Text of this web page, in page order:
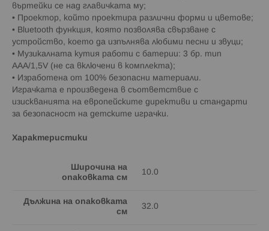
въртейки се над главичката му;
• Проектор, който проектира различни форми и цветове;
• Bluetooth функция, която позволява свързване с
устройство, което да изпълнява любими песни и звуци;
• Музикалната кутия работи с батерии: 3 бр. тип
AAA/1,5V (не са включени в комплекта);
• Изработена от 100% безопасни материали.
Играчката е произведена в съответствие с
изискванията на европейските директиви и стандарти
за безопасност на детските играчки.
Характеристики
Широчина на
опаковката см
10.0
Дължина на опаковката
см
32.0